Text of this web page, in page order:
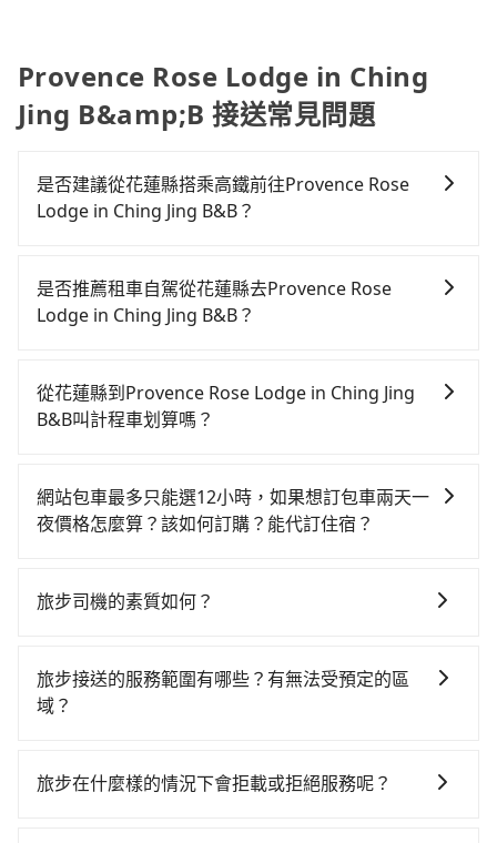
Provence Rose Lodge in Ching
Jing B&amp;B 接送常見問題
是否建議從花蓮縣搭乘高鐵前往Provence Rose
Lodge in Ching Jing B&B？
Ching Jing B&B，高鐵較貴、費時，且難叫計程車前往
高鐵站！從最早06:15一直到22:50，南港-台中一天最多
225分鐘。抵達高鐵站後，步行進站、現場購票並於月台
排隊的時間約20分鐘，再乘坐58~77分鐘（平均68分）
花100分鐘、車費3,200元後，抵達Provence Rose
Lodge in Ching Jing B&B (南投縣仁愛鄉) 的目的地。
1,000多輛，計程車的密度為雙北的0.5%，換句話說，臨
客是外地人便漫天喊價或恣意繞路。但如果全程使用
tripool並到府專車接送，則僅需花費約5,900元，費時3
與等車上，現在還不馬上來預約tripool！
是否推薦租車自駕從花蓮縣去Provence Rose
Lodge in Ching Jing B&B？
時不需要閉目養神（因為要自己開車），最重要的是你
當天就要來回，那在花蓮路邊可隨租隨借的iRent應該是
縣（花蓮市）到Provence Rose Lodge in Ching Jing
B&B的花費預估為$2,200~2,950（金額差異來自於平假
外的汽車保險與可能的罰單都需自付。再者，和運的
是沒有較大的七人座或九人座可供選擇，而且無人租車
最令人詬病的就是車況，打開車門才發現仍有上一組乘
約了時間但上一位用戶卻遲遲尚未歸還，又或者要還車
從花蓮縣到Provence Rose Lodge in Ching Jing
B&B叫計程車划算嗎？
灣大車隊，如果在路邊攔不到車，也可考慮打電話至附
近的計程車隊，如國聲計程車、統一計程車、美美汽車
輛，計程車密度為雙北的0.5%，也就是說要臨時叫到小
B&B所在的南投縣的計程車更難叫，該縣市僅有約342輛
計程車，建議事先做好規劃。再加上花蓮縣有些計程車
Rose Lodge in Ching Jing B&B的跳表小黃可能較為便
網站包車最多只能選12小時，如果想訂包車兩天一
夜價格怎麼算？該如何訂購？能代訂住宿？
需要連續兩天的包車服務，可以在官網上分開預定兩天
旅步司機的素質如何？
同時，旅步也會詳細記錄每位司機每次服務的狀況以及
客戶的評價，這些資訊將被用作後續的司機教育參考。
旅步接送的服務範圍有哪些？有無法受預定的區
域？
們都能提供服務。
旅步在什麼樣的情況下會拒載或拒絕服務呢？